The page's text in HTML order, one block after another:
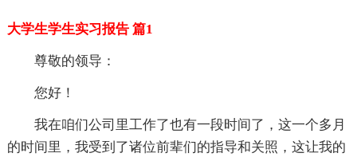
大学生学生实习报告 篇1
尊敬的领导：
您好！
我在咱们公司里工作了也有一段时间了，这一个多月
的时间里，我受到了诸位前辈们的指导和关照，这让我的